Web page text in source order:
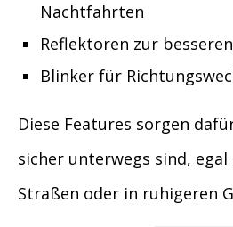
Nachtfahrten
Reflektoren zur
Blinker für
Diese Features sorgen
sicher unterwegs sind,
Straßen oder in ruhigeren